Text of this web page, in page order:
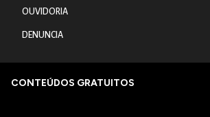
OUVIDORIA
DENUNCIA
CONTEÚDOS GRATUITOS